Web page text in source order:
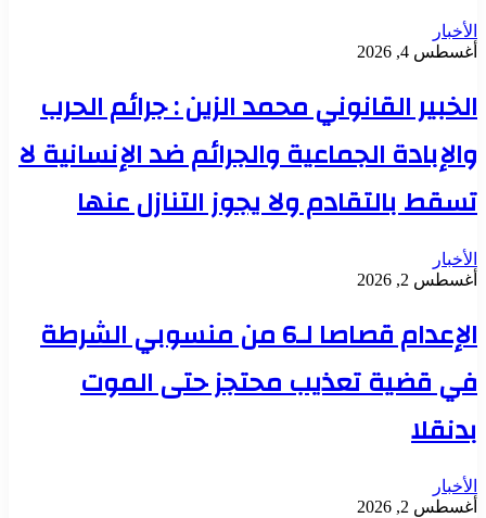
الأخبار
أغسطس 4, 2026
الخبير القانوني محمد الزين : جرائم الحرب
والإبادة الجماعية والجرائم ضد الإنسانية لا
تسقط بالتقادم ولا يجوز التنازل عنها
الأخبار
أغسطس 2, 2026
الإعدام قصاصا لـ6 من منسوبي الشرطة
في قضية تعذيب محتجز حتى الموت
بدنقلا
الأخبار
أغسطس 2, 2026